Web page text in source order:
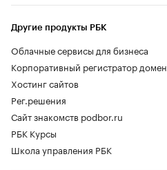
Другие продукты РБК
Облачные сервисы для бизнеса
Корпоративный регистратор
Хостинг сайтов
Рег.решения
Сайт знакомств podbor.ru
РБК Курсы
Школа управления РБК